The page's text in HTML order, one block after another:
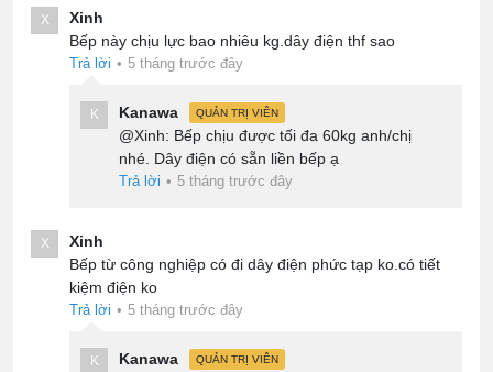
X
Xinh
Bếp này chịu lực bao nhiêu kg.dây điện thf sao
Trả lời • 5 tháng trước đây
K Kanawa QUẢN TRỊ VIÊN
@Xinh: Bếp chịu được tối đa 60kg anh/chị
nhé. Dây điện có sẵn liền bếp ạ
Trả lời • 5 tháng trước đây
X
Xinh
Bếp từ công nghiệp có đi dây điện phức tạp ko.có tiết
kiệm điện ko
Trả lời • 5 tháng trước đây
K Kanawa QUẢN TRỊ VIÊN